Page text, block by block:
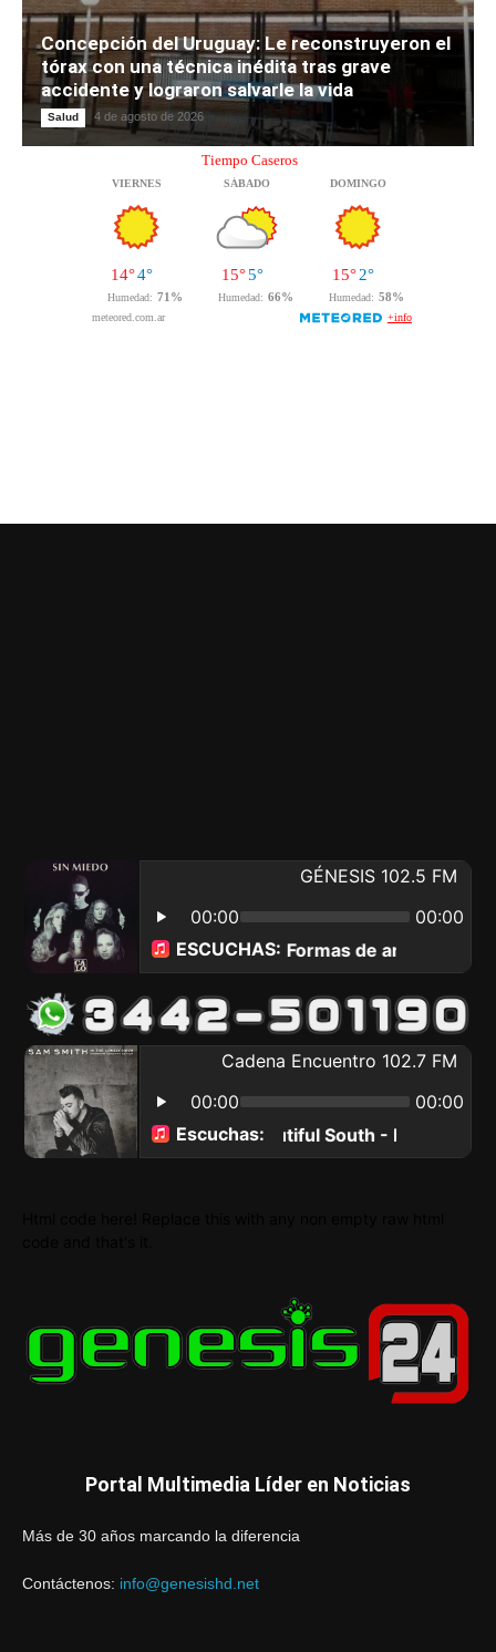
Concepción del Uruguay: Le reconstruyeron el
tórax con una técnica inédita tras grave
accidente y lograron salvarle la vida
Salud 4 de agosto de 2026
Portal Multimedia Líder en Noticias
Más de 30 años marcando la diferencia
Contáctenos: info@genesishd.net